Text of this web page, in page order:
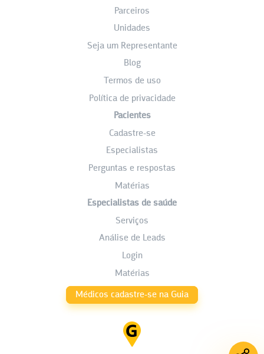
Parceiros
Unidades
Seja um Representante
Blog
Termos de uso
Política de privacidade
Pacientes
Cadastre-se
Especialistas
Perguntas e respostas
Matérias
Especialistas de saúde
Serviços
Análise de Leads
Login
Matérias
Médicos cadastre-se na Guia